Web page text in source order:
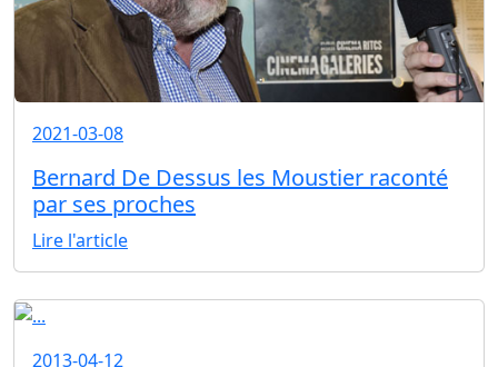
2021-03-08
Bernard De Dessus les Moustier raconté
par ses proches
Lire l'article
2013-04-12